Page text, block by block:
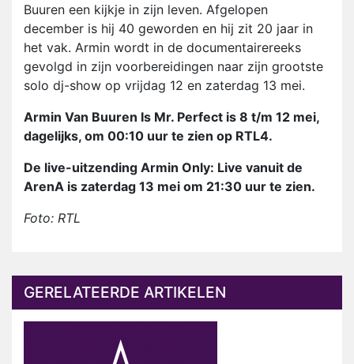
Buuren een kijkje in zijn leven. Afgelopen
december is hij 40 geworden en hij zit 20 jaar in
het vak. Armin wordt in de documentairereeks
gevolgd in zijn voorbereidingen naar zijn grootste
solo dj-show op vrijdag 12 en zaterdag 13 mei.
Armin Van Buuren Is Mr. Perfect is 8 t/m 12 mei,
dagelijks, om 00:10 uur te zien op RTL4.
De live-uitzending Armin Only: Live vanuit de
ArenA is zaterdag 13 mei om 21:30 uur te zien.
Foto: RTL
GERELATEERDE ARTIKELEN